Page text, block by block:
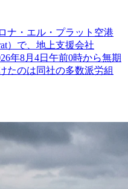
ナ・エル・プラット空港
）で、地上支援会社
年8月4日午前0時から無期
たのは同社の多数派労組